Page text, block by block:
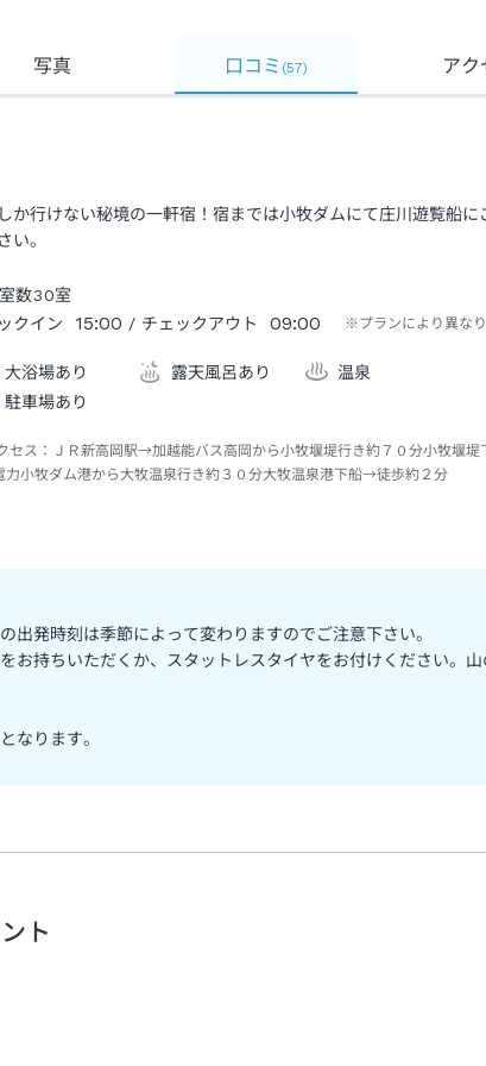
写真 口コミ (57) アク
か行けない秘境の一軒宿！宿までは小牧ダムにて庄川遊覧船
い。
数30室
クイン
15:00 / チェックアウト 09:00 ※プランにより異な
大浴場あり 露天風呂あり
温泉
駐車場あり
セス： ＪＲ新高岡駅→加越能バス高岡から小牧堰堤行き約７０分小牧堰
力小牧ダム港から大牧温泉行き約３０分大牧温泉港下船→徒歩約２分
発時刻は季節によって変わりますのでご注意下さい。
持ちいただくか、スタットレスタイヤをお付けください。
なります。
ト